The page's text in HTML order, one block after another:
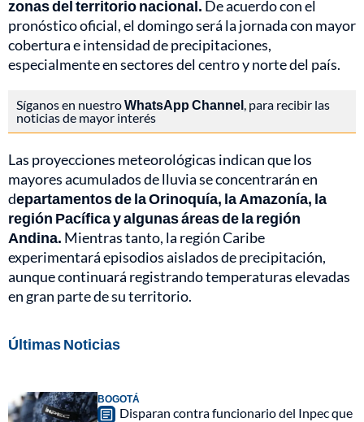
zonas del territorio nacional. De acuerdo con el
pronóstico oficial, el domingo será la jornada con mayor
cobertura e intensidad de precipitaciones,
especialmente en sectores del centro y norte del país.
Síganos en nuestroWhatsApp Channel, para recibir las
noticias de mayor interés
Las proyecciones meteorológicas indican que los
mayores acumulados de lluvia se concentrarán en
departamentos de la Orinoquía, la Amazonía, la
región Pacífica y algunas áreas de la región
Andina. Mientras tanto, la región Caribe
experimentará episodios aislados de precipitación,
aunque continuará registrando temperaturas elevadas
en gran parte de su territorio.
Últimas Noticias
BOGOTÁ
Disparan contra funcionario del Inpec que